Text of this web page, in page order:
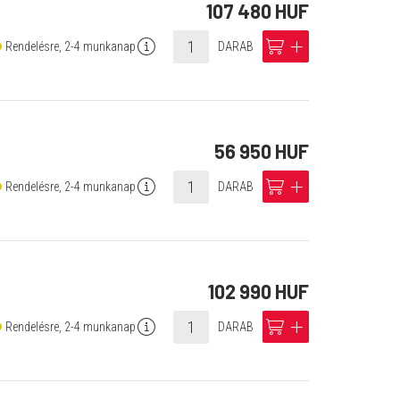
107 480 HUF
Rendelésre, 2-4 munkanapinfo DARAB cart add
56 950 HUF
Rendelésre, 2-4 munkanapinfo DARAB cart add
102 990 HUF
Rendelésre, 2-4 munkanapinfo DARAB cart add